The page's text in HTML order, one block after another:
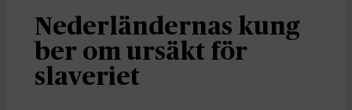
Nederländernas kung
ber om ursäkt för
slaveriet